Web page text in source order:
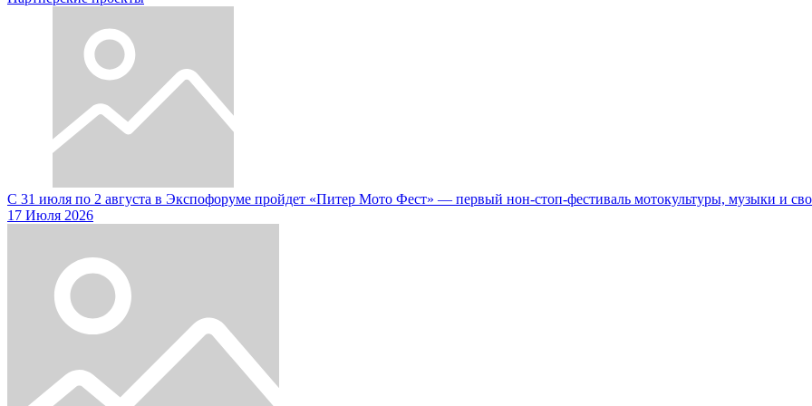
С 31 июля по 2 августа в Экспофоруме пройдет «Питер Мото Фест» — первый нон-стоп-фестиваль мотокультуры, музыки и
17 Июля 2026